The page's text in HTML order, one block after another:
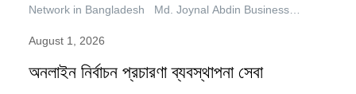
Network in Bangladesh Md. Joynal Abdin Business
Founder & Chief Executive Officer, Trade & Investment
Bangladesh (T&IB) Secretary General, Brazil Bangladesh
Chamber of Commerce & Industry (BBCCI) Expanding a
August 1, 2026
অনলাইন নির্বাচন প্রচারণা ব্যবস্থাপনা সেবা